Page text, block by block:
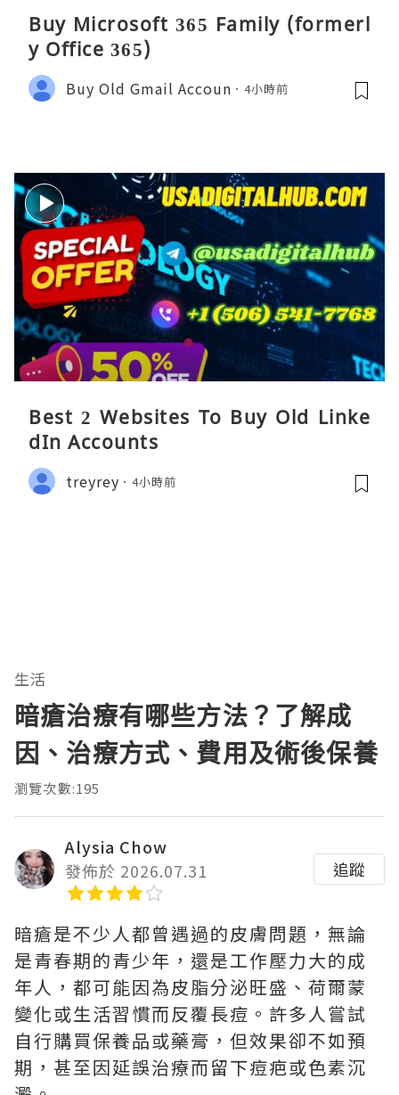
Buy Microsoft 365 Family (formerl
y Office 365)
Buy Old Gmail Accoun 4小時前
Best 2 Websites To Buy Old Linke
dIn Accounts
treyrey 4小時前
生活
暗瘡治療有哪些方法？了解成
因、治療方式、費用及術後保養
瀏覽次數:195
Alysia Chow
發佈於 2026.07.31
追蹤
暗瘡是不少人都曾遇過的皮膚問題，無論
是青春期的青少年，還是工作壓力大的成
年人，都可能因為皮脂分泌旺盛、荷爾蒙
變化或生活習慣而反覆長痘。許多人嘗試
自行購買保養品或藥膏，但效果卻不如預
期，甚至因延誤治療而留下痘疤或色素沉